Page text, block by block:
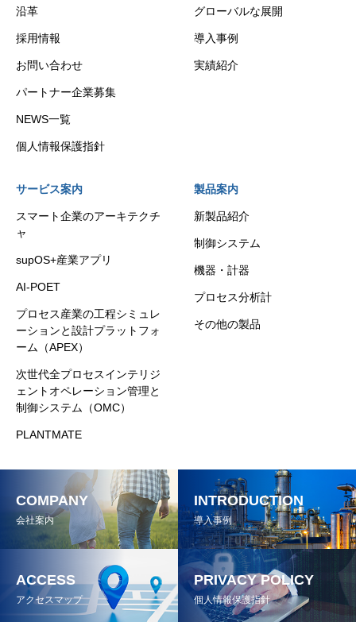
沿革
採用情報
お問い合わせ
パートナー企業募集
NEWS一覧
個人情報保護指針
グローバルな展開
導入事例
実績紹介
サービス案内
スマート企業のアーキテクチ
ャ
supOS+産業アプリ
AI-POET
プロセス産業の工程シミュレ
ーションと設計プラットフォ
ーム（APEX）
次世代全プロセスインテリジ
ェントオペレーション管理と
制御システム（OMC）
PLANTMATE
製品案内
新製品紹介
制御システム
機器・計器
プロセス分析計
その他の製品
COMPANY
会社案内
INTRODUCTION
導入事例
ACCESS
アクセスマップ
PRIVACY POLICY
個人情報保護指針
045-306-9500 お問い合わせ